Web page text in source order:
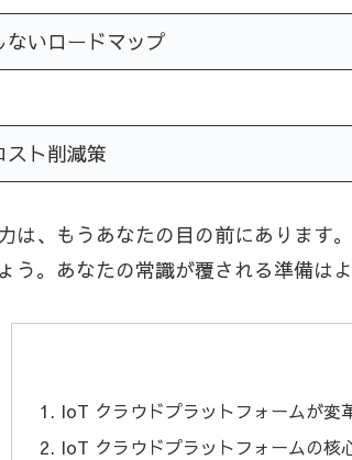
いロードマップ
スト削減策
は、もうあなたの目の前にあります
う。あなたの常識が覆される準備は
IoT クラウドプラットフォームが変
IoT クラウドプラットフォームの核